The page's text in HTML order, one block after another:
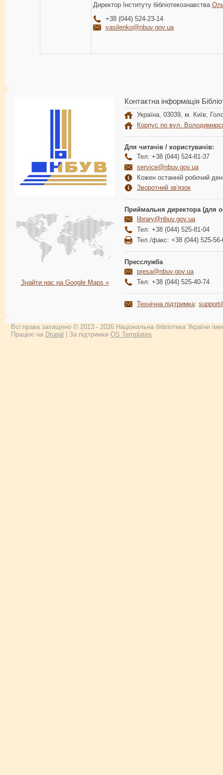
Директор Інституту бібліотекознавства
+38 (044) 524-23-14
vasilenko@nbuv.gov.ua
Знайти нас на Google Maps »
Контактна інформація
Україна, 03039, м. Київ,
Корпус по вул.
Для читачів / користувачів:
Тел: +38 (044) 524-81-37
service@nbuv.gov.ua
Кожен останній робочий
Зворотний зв'язок
Приймальня директора (для
library@nbuv.gov.ua
Тел: +38 (044) 525-81-04
Тел./факс: +38 (044) 525-56-
Пресслужба
presa@nbuv.gov.ua
Тел: +38 (044) 525-40-74
Технічна підтримка:
Всі права захищено © 2013 - 2026 Національна бібліотека України
Працює на Drupal | За підтримки OS Templates